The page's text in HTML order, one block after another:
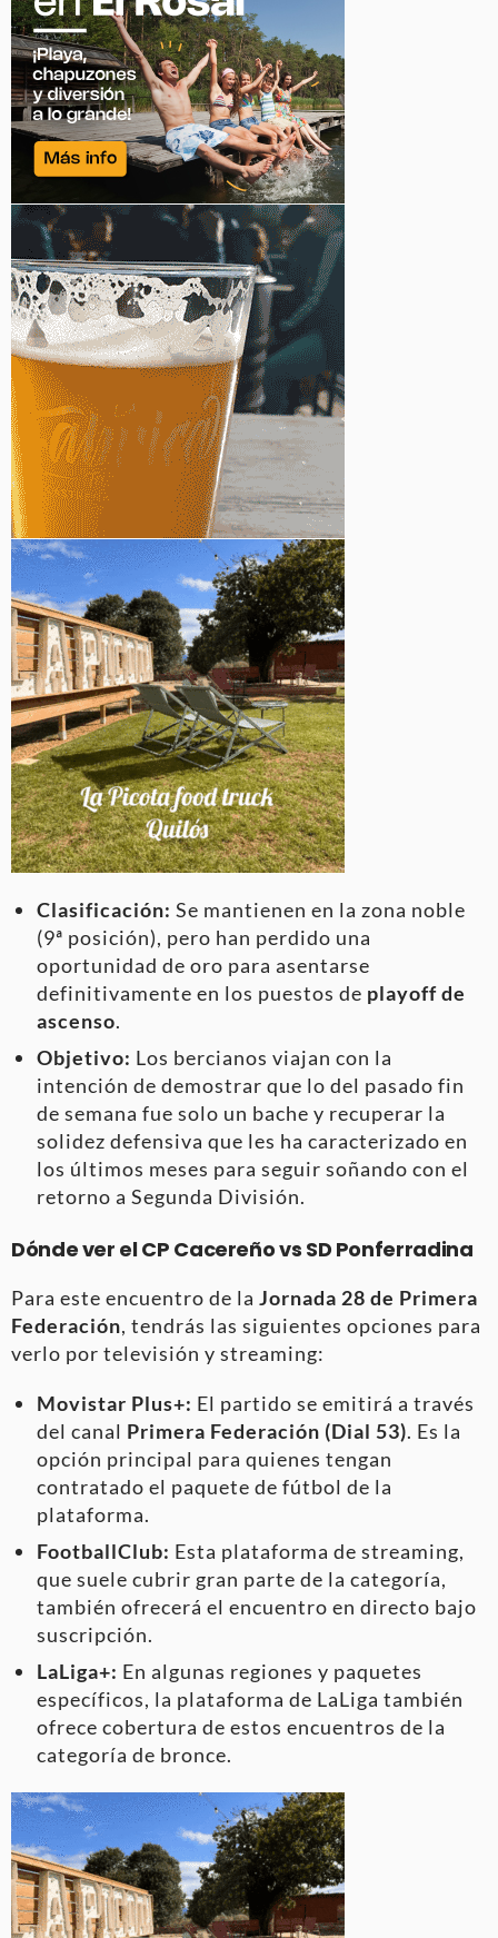
Clasificación: Se mantienen en la zona noble
(9ª posición), pero han perdido una
oportunidad de oro para asentarse
definitivamente en los puestos de playoff de
ascenso.
Objetivo: Los bercianos viajan con la
intención de demostrar que lo del pasado fin
de semana fue solo un bache y recuperar la
solidez defensiva que les ha caracterizado en
los últimos meses para seguir soñando con el
retorno a Segunda División.
Dónde ver el CP Cacereño vs SD Ponferradina
Para este encuentro de la Jornada 28 de Primera
Federación, tendrás las siguientes opciones para
verlo por televisión y streaming:
Movistar Plus+: El partido se emitirá a través
del canal Primera Federación (Dial 53). Es la
opción principal para quienes tengan
contratado el paquete de fútbol de la
plataforma.
FootballClub: Esta plataforma de streaming,
que suele cubrir gran parte de la categoría,
también ofrecerá el encuentro en directo bajo
suscripción.
LaLiga+: En algunas regiones y paquetes
específicos, la plataforma de LaLiga también
ofrece cobertura de estos encuentros de la
categoría de bronce.